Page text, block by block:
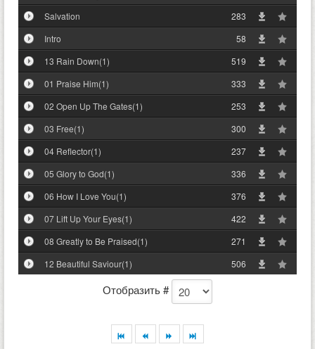
Salvation
283
Intro
58
13 Rain Down(1)
519
01 Praise Him(1)
333
02 Open Up The Gates(1)
253
03 Free(1)
300
04 Reflector(1)
237
05 Glory to God(1)
336
06 How I Love You(1)
376
07 Lift Up Your Eyes(1)
422
08 Greatly to Be Praised(1)
271
12 Beautiful Saviour(1)
506
Отобразить #